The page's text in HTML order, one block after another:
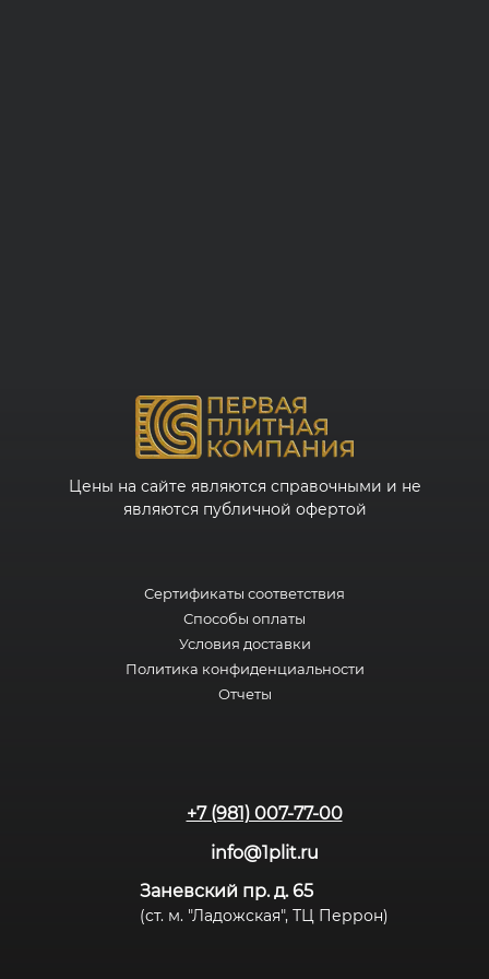
Цены на сайте являются справочными и не
являются публичной офертой
Сертификаты соответствия
Способы оплаты
Условия доставки
Политика конфиденциальности
Отчеты
+7 (981) 007-77-00
info@1plit.ru
Заневский пр. д. 65
(ст. м. "Ладожская", ТЦ Перрон)